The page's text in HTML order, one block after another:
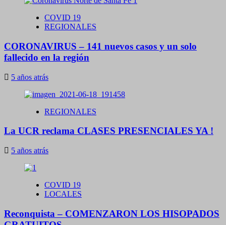
COVID 19
REGIONALES
CORONAVIRUS – 141 nuevos casos y un solo
fallecido en la región
5 años atrás
REGIONALES
La UCR reclama CLASES PRESENCIALES YA !
5 años atrás
COVID 19
LOCALES
Reconquista – COMENZARON LOS HISOPADOS